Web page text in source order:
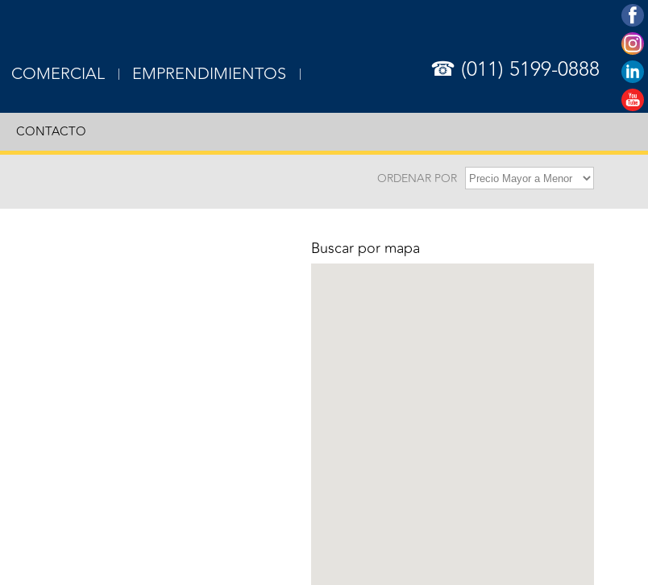
COMERCIAL
EXCLUSIVE
OFICINAS
EMPRENDIMIENTOS ☎ (011) 5199-0888
CONTACTO
ORDENAR POR
Buscar por mapa